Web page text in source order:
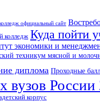
официальный сайт
колледж Куда пойти
экономики и
техникум мясной и
диплома Проходные
вузов России
корпус